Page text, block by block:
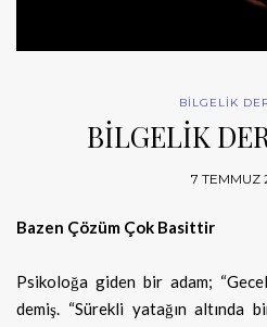
BİLGELİK
BİLGELİK
7 TEMMUZ
Bazen Çözüm Çok Basittir
Psikoloğa giden bir adam;
demiş. “Sürekli yatağın altında